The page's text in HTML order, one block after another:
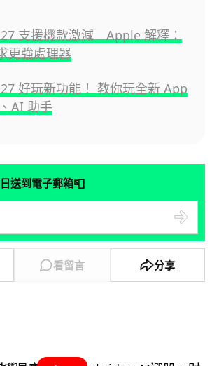
支援機款激減 Apple 解釋：
更強處理器
好玩新功能！ 教你玩全新 App
AI 助手
送到電子郵箱📮
看留言 分享